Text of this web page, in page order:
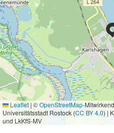
Leaflet | ©OpenStreetMap-
Universitätsstadt Rostock (CC BY 4.0) |
und LkKfS-MV